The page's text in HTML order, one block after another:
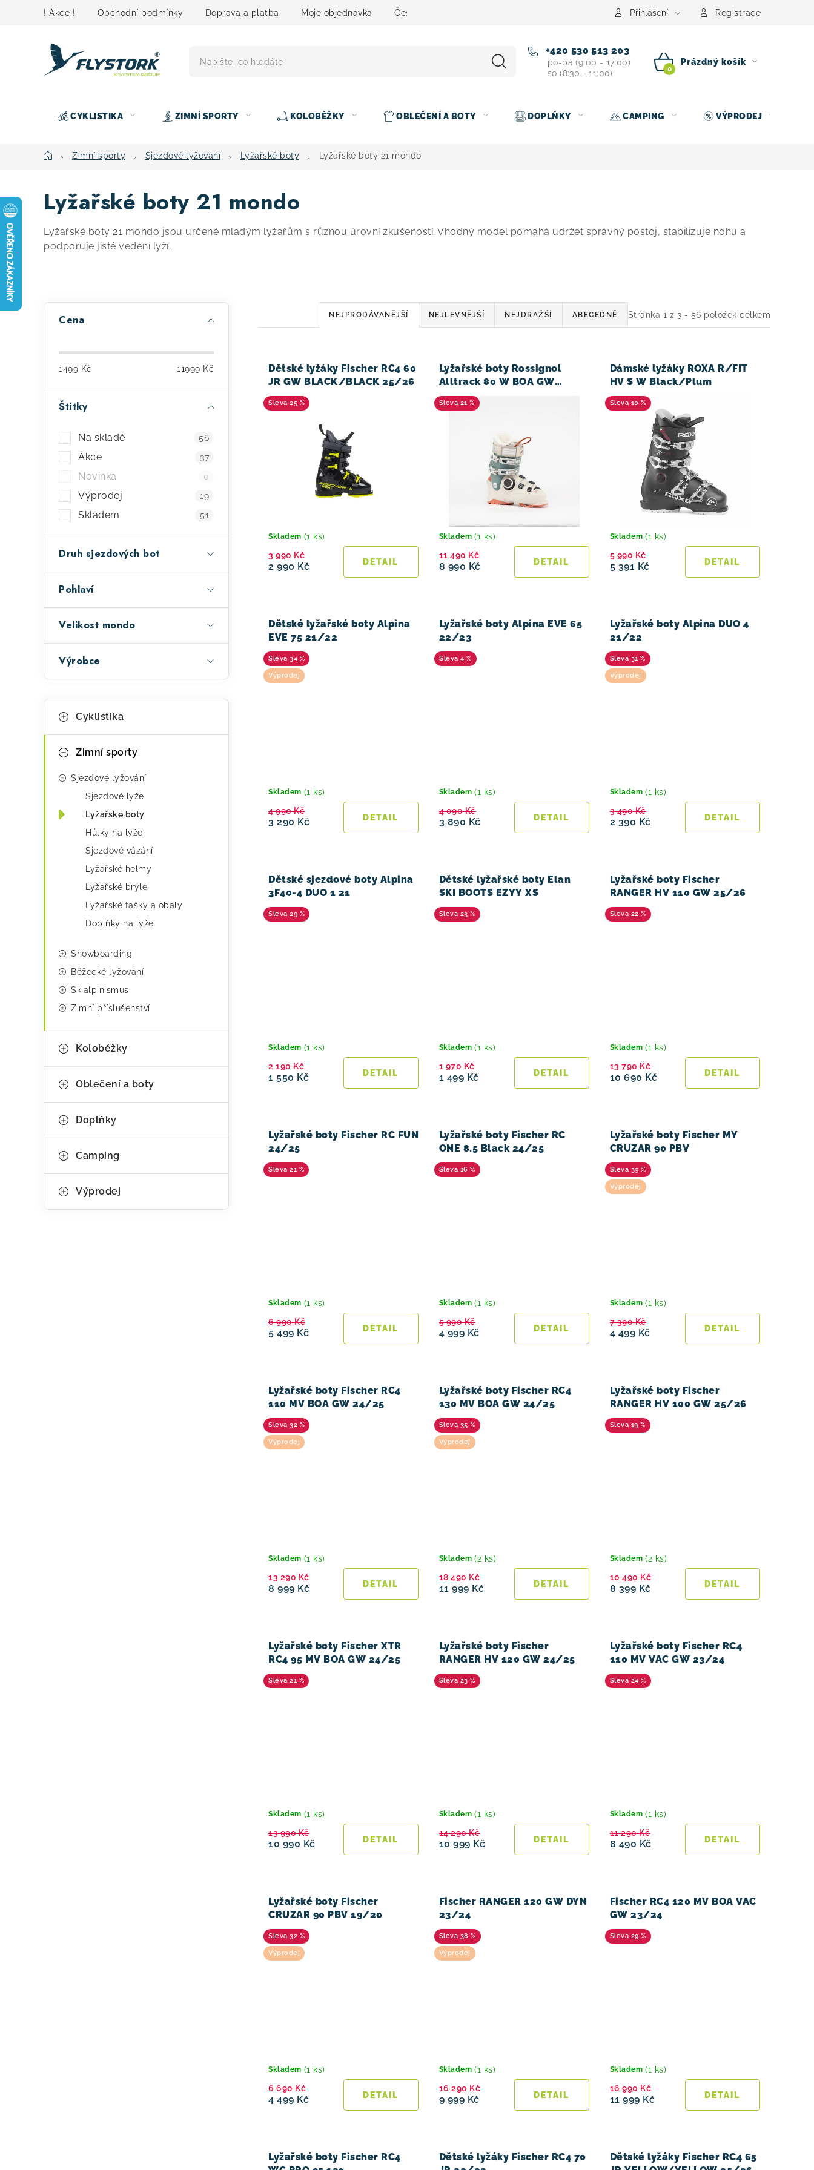
! Akce ! Obchodní podmínky Doprava a platba Moje objednávka Čeština Půjčovna nosičů kol Kontakt
Přihlášení Registrace
+420 530 513 203
po-pá (9:00 - 17:00)
so (8:30 - 11:00)
NÁKUPNÍ
Prázdný košík
CYKLISTIKA ZIMNÍ SPORTY KOLOBĚŽKY OBLEČENÍ A BOTY DOPLŇKY CAMPING VÝPRODEJ
DomůZimní sporty Sjezdové lyžování Lyžařské boty Lyžařské boty 21 mondo
Lyžařské boty 21 mondo
Lyžařské boty 21 mondo jsou určené mladým lyžařům s různou úrovní zkušeností. Vhodný model pomáhá udržet správný postoj, stabilizuje nohu a
podporuje jisté vedení lyží.
P
t
a
n
l
Cena
1499 Kč 11999 Kč
Štítky
Na skladě 56
Akce 37
Novinka 0
Výprodej 19
Skladem 51
Druh sjezdových bot
Pohlaví
Velikost mondo
Výrobce
Přeskočit
kategorie
K
a
Cyklistika
Zimní sporty
Sjezdové lyžování
Sjezdové lyže
Lyžařské boty
Hůlky na lyže
Sjezdové vázání
Lyžařské helmy
Lyžařské brýle
Lyžařské tašky a obaly
Doplňky na lyže
Snowboarding
Běžecké lyžování
Skialpinismus
Zimní příslušenství
Koloběžky
Oblečení a boty
Doplňky
Camping
Výprodej
Stránka 1 z 3 - 56 položek celkem
Ř
a
z
e
í
p
r
o
u
ů
NEJPRODÁVANĚJŠÍ NEJLEVNĚJŠÍ NEJDRAŽŠÍ ABECEDNĚ
p
d
u
Dětské lyžáky Fischer RC4 60
JR GW BLACK/BLACK 25/26
25 %
Skladem (1 ks)
2 990 Kč
3 990 Kč
Lyžařské boty Rossignol
Alltrack 80 W BOA GW
25/26 Beige
21 %
Skladem (1 ks)
8 990 Kč
11 490 Kč
Dámské lyžáky ROXA R/FIT
HV S W Black/Plum
10 %
Skladem (1 ks)
5 391 Kč
5 990 Kč
Dětské lyžařské boty Alpina
EVE 75 21/22
34 %
Výprodej
Skladem (1 ks)
3 290 Kč
4 990 Kč
Lyžařské boty Alpina EVE 65
22/23
4 %
Skladem (1 ks)
3 890 Kč
4 090 Kč
Lyžařské boty Alpina DUO 4
21/22
31 %
Výprodej
Skladem (1 ks)
2 390 Kč
3 490 Kč
Dětské sjezdové boty Alpina
3F40-4 DUO 1 21
29 %
Skladem (1 ks)
1 550 Kč
2 190 Kč
Dětské lyžařské boty Elan
SKI BOOTS EZYY XS
23 %
Skladem (1 ks)
1 499 Kč
1 970 Kč
Lyžařské boty Fischer
RANGER HV 110 GW 25/26
22 %
Skladem (1 ks)
10 690 Kč
13 790 Kč
Lyžařské boty Fischer RC FUN
24/25
21 %
Skladem (1 ks)
5 499 Kč
6 990 Kč
Lyžařské boty Fischer RC
ONE 8.5 Black 24/25
16 %
Skladem (1 ks)
4 999 Kč
5 990 Kč
Lyžařské boty Fischer MY
CRUZAR 90 PBV
39 %
Výprodej
Skladem (1 ks)
4 499 Kč
7 390 Kč
Lyžařské boty Fischer RC4
110 MV BOA GW 24/25
32 %
Výprodej
Skladem (1 ks)
8 999 Kč
13 290 Kč
Lyžařské boty Fischer RC4
130 MV BOA GW 24/25
35 %
Výprodej
Skladem (2 ks)
11 999 Kč
18 490 Kč
Lyžařské boty Fischer
RANGER HV 100 GW 25/26
19 %
Skladem (2 ks)
8 399 Kč
10 490 Kč
Lyžařské boty Fischer XTR
RC4 95 MV BOA GW 24/25
21 %
Skladem (1 ks)
10 990 Kč
13 990 Kč
Lyžařské boty Fischer
RANGER HV 120 GW 24/25
23 %
Skladem (1 ks)
10 999 Kč
14 290 Kč
Lyžařské boty Fischer RC4
110 MV VAC GW 23/24
24 %
Skladem (1 ks)
8 490 Kč
11 290 Kč
Lyžařské boty Fischer
CRUZAR 90 PBV 19/20
32 %
Výprodej
Skladem (1 ks)
4 499 Kč
6 690 Kč
Fischer RANGER 120 GW DYN
23/24
38 %
Výprodej
Skladem (1 ks)
9 999 Kč
16 290 Kč
Fischer RC4 120 MV BOA VAC
GW 23/24
29 %
Skladem (1 ks)
11 999 Kč
16 990 Kč
Lyžařské boty Fischer RC4
Dětské lyžáky Fischer RC4 70
Dětské lyžáky Fischer RC4 65